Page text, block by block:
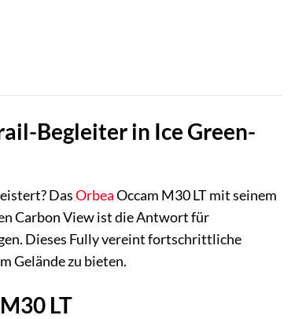
Begleiter in Ice Green-
DasOrbeaOccam M30 LT mit seinem
Carbon View ist die Antwort für
Dieses Fully vereint fortschrittliche
Gelände zu bieten.
LT